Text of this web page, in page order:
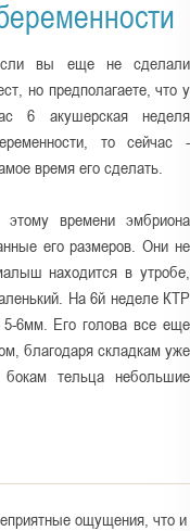
вы еще не сделали
но предполагаете, что у
6 акушерская неделя
то сейчас -
время его сделать.
этому времени эмбриона
его размеров. Они не
находится в утробе,
На 6й неделе КТР
5-6мм. Его голова все еще
благодаря складкам уже
тельца небольшие
ощущения, что и